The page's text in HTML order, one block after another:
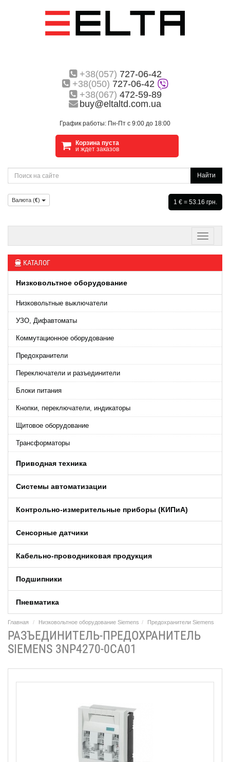
+38(057) 727-06-42
+38(050) 727-06-42
+38(067) 472-59-89
buy@eltaltd.com.ua
График работы: Пн-Пт с 9:00 до 18:00
Корзина пуста
и ждет заказов
Найти
Валюта (€) 1 € = 53.16 грн.
КАТАЛОГ
Низковольтное оборудование
Низковольтные выключатели
УЗО, Дифавтоматы
Коммутационное оборудование
Предохранители
Переключатели и разъединители
Блоки питания
Кнопки, переключатели, индикаторы
Щитовое оборудование
Трансформаторы
Приводная техника
Системы автоматизации
Контрольно-измерительные приборы (КИПиA)
Сенсорные датчики
Кабельно-проводниковая продукция
Подшипники
Пневматика
Главная Низковольтное оборудование Siemens Предохранители Siemens
РАЗЪЕДИНИТЕЛЬ-ПРЕДОХРАНИТЕЛЬ
SIEMENS 3NP4270-0CA01